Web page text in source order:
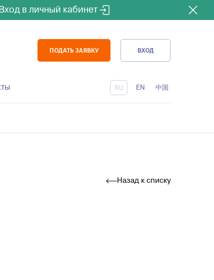
Вход в личный кабинет
ПОДАТЬ ЗАЯВКУ ВХОД
RU EN 中国
Назад к списку